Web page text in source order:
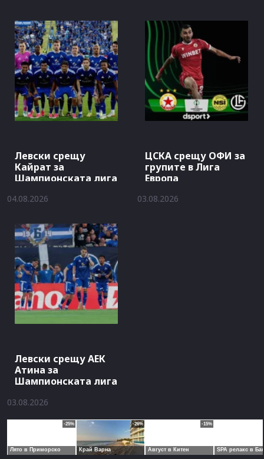
Левски срещу
Кайрат за
Шампионската лига
04.08.2026
ЦСКА срещу ОФИ за
групите в Лига
Европа
03.08.2026
Левски срещу АЕК
Атина за
Шампионската лига
03.08.2026